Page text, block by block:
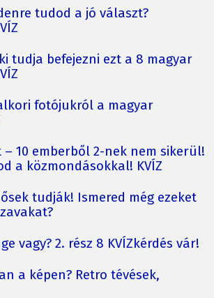
tudod a jó választ?
tudja befejezni ezt a 8 magyar
fotójukról a magyar
– 10 emberből 2-nek nem sikerül!
a közmondásokkal! KVÍZ
tudják! Ismered még ezeket
vagy? 2. rész 8 KVÍZkérdés vár!
a képen? Retro tévések,